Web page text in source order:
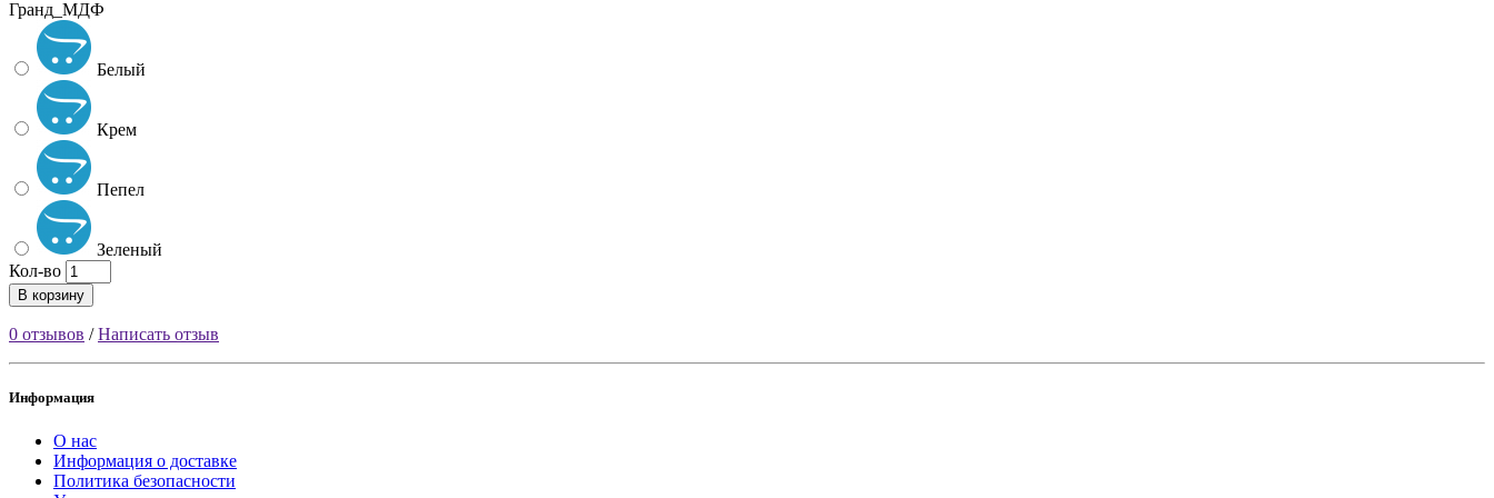
Гранд_МДФ
Белый
Крем
Пепел
Зеленый
Кол-во
В корзину
0 отзывов /Написать отзыв
Информация
О нас
Информация о доставке
Политика безопасности